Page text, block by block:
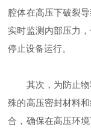
腔体在高压下破裂
实时监测内部压力
停止设备运行。
其次，为防止物
殊的高压密封材料
合，确保在高压环